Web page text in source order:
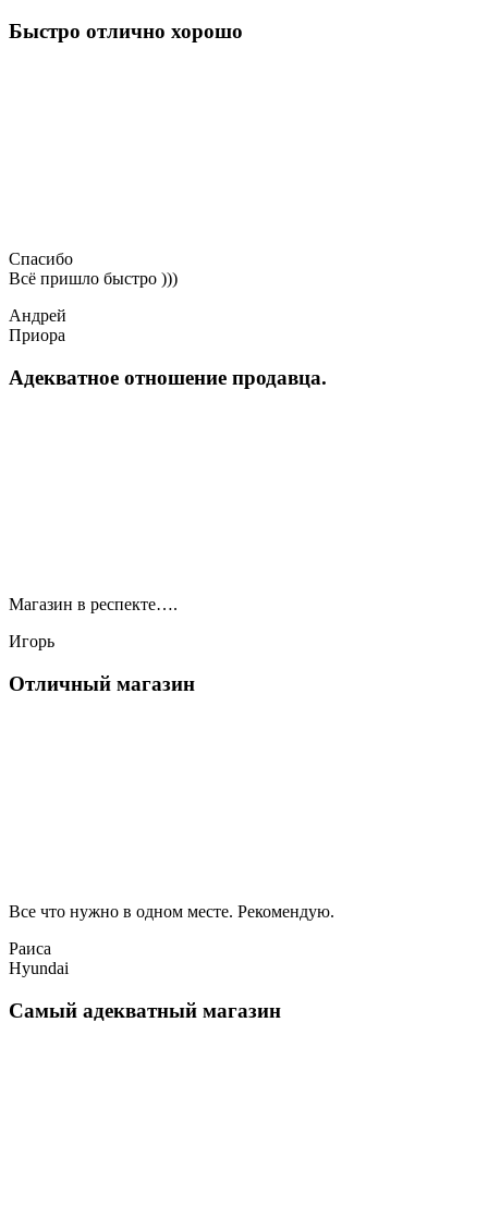
Быстро отлично хорошо
Спасибо
Всё пришло быстро )))
Андрей
Приора
Адекватное отношение продавца.
Магазин в респекте….
Игорь
Отличный магазин
Все что нужно в одном месте. Рекомендую.
Раиса
Hyundai
Самый адекватный магазин